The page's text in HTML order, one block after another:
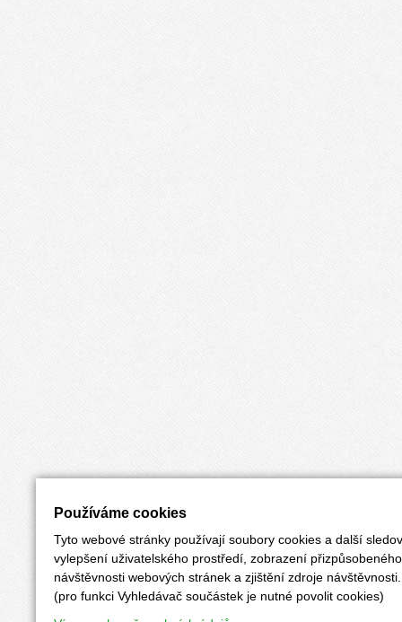
Používáme cookies
Tyto webové stránky používají soubory cookies a další
vylepšení uživatelského prostředí, zobrazení
návštěvnosti webových stránek a zjištění zdroje návštěvnosti.
(pro funkci Vyhledávač součástek je nutné povolit cookies)